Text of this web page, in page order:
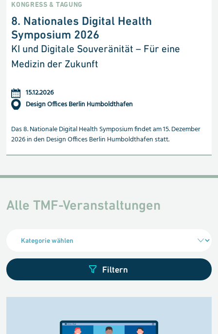
KONGRESS & TAGUNG
8. Nationales Digital Health
Symposium 2026
KI und Digitale Souveränität – Für eine
Medizin der Zukunft
15.12.2026
Design Offices Berlin Humboldthafen
Das 8. Nationale Digital Health Symposium findet am 15. Dezember
2026 in den Design Offices Berlin Humboldthafen statt.
Alle TMF-Veranstaltungen